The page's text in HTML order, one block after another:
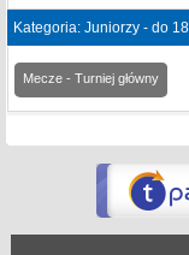
Kategoria: Juniorzy - do
Mecze - Turniej główny